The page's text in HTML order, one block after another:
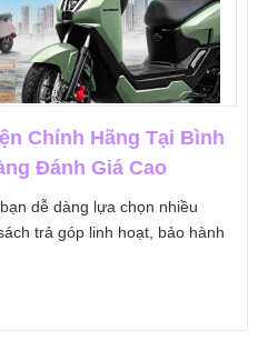
Chính Hãng Tại Bình
Đánh Giá Cao
dễ dàng lựa chọn nhiều
trả góp linh hoạt, bảo hành